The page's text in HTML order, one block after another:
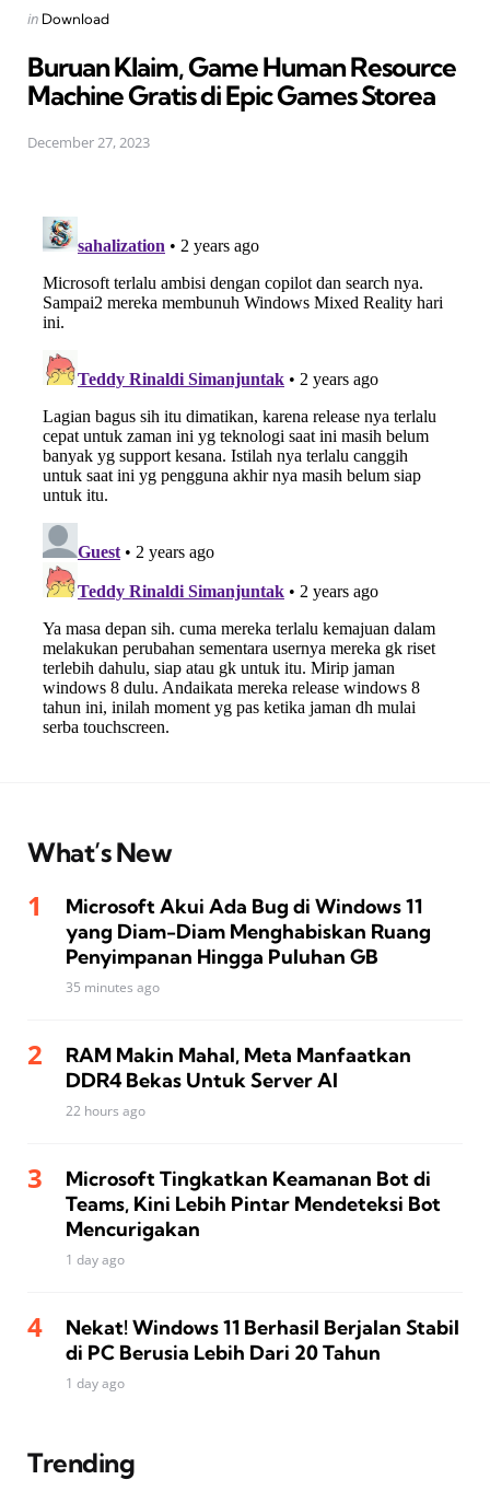
Posted
in Download
Buruan Klaim, Game Human Resource
Machine Gratis di Epic Games Storea
December 27, 2023
What’s New
Microsoft Akui Ada Bug di Windows 11
yang Diam-Diam Menghabiskan Ruang
Penyimpanan Hingga Puluhan GB
35 minutes ago
RAM Makin Mahal, Meta Manfaatkan
DDR4 Bekas Untuk Server AI
22 hours ago
Microsoft Tingkatkan Keamanan Bot di
Teams, Kini Lebih Pintar Mendeteksi Bot
Mencurigakan
1 day ago
Nekat! Windows 11 Berhasil Berjalan Stabil
di PC Berusia Lebih Dari 20 Tahun
1 day ago
Trending